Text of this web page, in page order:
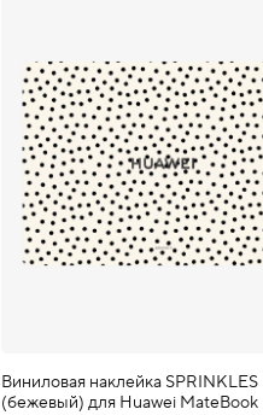
Виниловая наклейка SPRINKLES
(бежевый) для Huawei MateBook